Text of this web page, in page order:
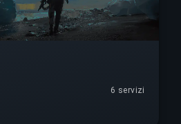
6 servizi